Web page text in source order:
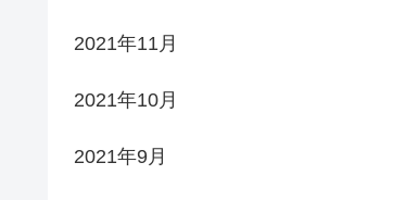
2021年11月
2021年10月
2021年9月